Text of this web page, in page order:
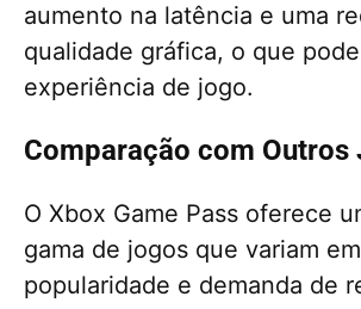
aumento na latência e uma
qualidade gráfica, o que
experiência de jogo.
Comparação com Outros
O Xbox Game Pass oferece
gama de jogos que variam em
popularidade e demanda de